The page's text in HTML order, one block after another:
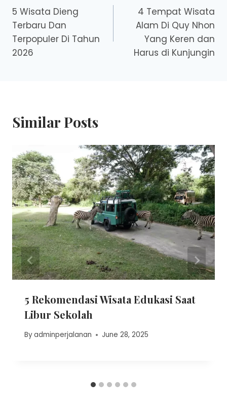
navigation
5 Wisata Dieng
Terbaru Dan
Terpopuler Di Tahun
2026
4 Tempat Wisata
Alam Di Quy Nhon
Yang Keren dan
Harus di Kunjungin
Similar Posts
5 Rekomendasi Wisata Edukasi Saat
Libur Sekolah
Byadminperjalanan June 28, 2025